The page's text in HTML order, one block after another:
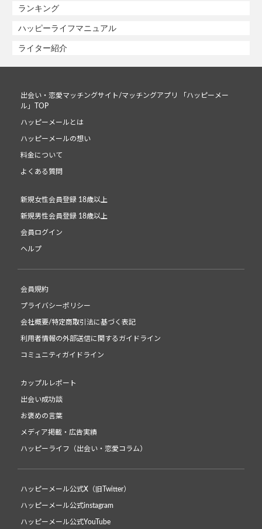
ランキング
ハッピーライフマニュアル
ライター紹介
出会い・恋愛マッチングサイト/マッチングアプリ 「ハッピーメー
ル」TOP
ハッピーメールとは
ハッピーメールの想い
料金について
よくある質問
新規女性会員登録 18歳以上
新規男性会員登録 18歳以上
会員ログイン
ヘルプ
会員規約
プライバシーポリシー
会社概要/特定商取引法に基づく表記
利用者情報の外部送信に関するガイドライン
コミュニティガイドライン
カップルレポート
出会い成功談
お褒めの言葉
メディア掲載・広告実績
ハッピーライフ（出会い・恋愛コラム）
ハッピーメール公式X（旧Twitter）
ハッピーメール公式instagram
ハッピーメール公式YouTube